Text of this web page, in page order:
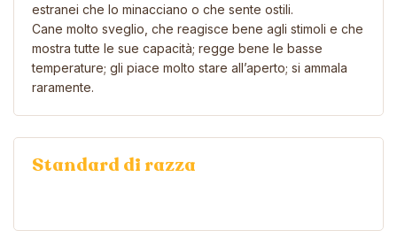
estranei che lo minacciano o che sente ostili.
Cane molto sveglio, che reagisce bene agli stimoli e che
mostra tutte le sue capacità; regge bene le basse
temperature; gli piace molto stare all’aperto; si ammala
raramente.
Standard di razza